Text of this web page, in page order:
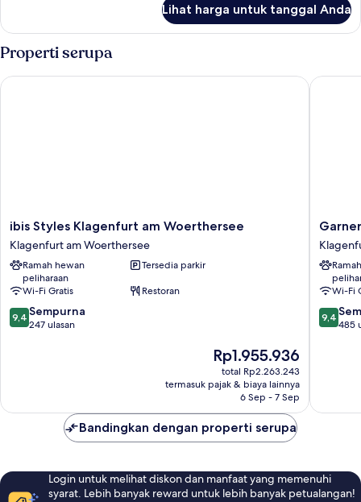
Kamar
Lihat harga untuk tanggal Anda
Properti serupa
ibis
Styles
Klagenfurt
am
Woerthersee
Klagenfurt
am
Woerthersee
ibis Styles Klagenfurt am Woerthersee
Klagenfurt am Woerthersee
Ramah hewan
peliharaan
Tersedia parkir
Wi-Fi Gratis
Restoran
9.4
dari
9,4 Sempurna
247 ulasan
Harga
sekarang
Rp1.955.936
Rp1.955.936
total Rp2.263.243
termasuk pajak & biaya lainnya
6 Sep - 7 Sep
ibis Styles Klagenfurt am Woerthersee
Garner
Hotel
Moser
Verdino
by
IHG
Wi-Fi
9.4
dari
9,4
485
Garner
Bandingkan dengan properti serupa
Login untuk melihat diskon dan manfaat yang memenuhi
syarat. Lebih banyak reward untuk lebih banyak petualangan!